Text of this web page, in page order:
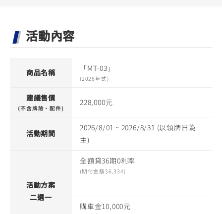
150
550+
03
150
150
FORCE
2.0
150
RS NEO
活動內容
商品名稱 「MT-03」
(2026年式)
建議售價
(不含牌險、配件)
228,000元
活動期間
2026/8/01 ~ 2026/8/31 (以領牌日為
主)
活動方案
二選一
全額貸36期0利率
(期付金額$6,334)
購車金10,000元